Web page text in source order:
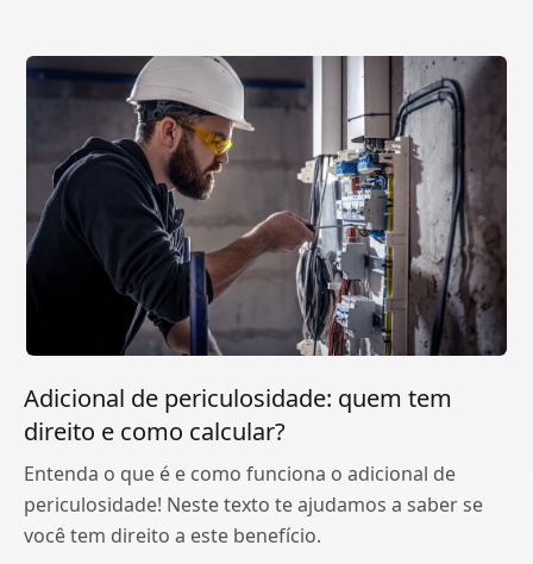
Adicional de periculosidade: quem tem
direito e como calcular?
Entenda o que é e como funciona o adicional de
periculosidade! Neste texto te ajudamos a saber se
você tem direito a este benefício.